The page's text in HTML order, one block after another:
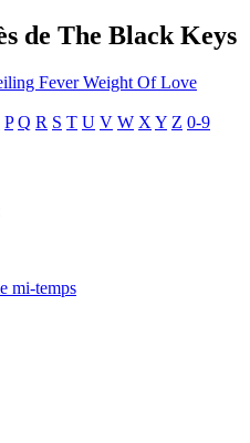
de The Black Keys
FeverWeight Of Love
P Q R S T U V W X Y Z 0-9
mi-temps